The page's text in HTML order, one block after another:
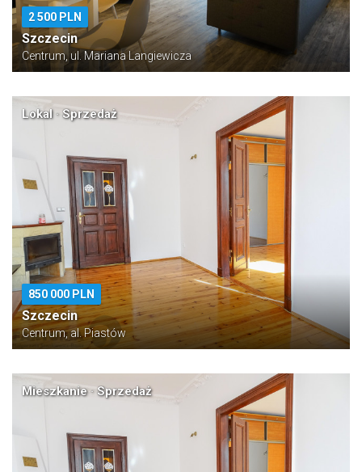
2 500 PLN
Szczecin
Centrum, ul. Mariana Langiewicza
Lokal · Sprzedaż
850 000 PLN
Szczecin
Centrum, al. Piastów
Mieszkanie · Sprzedaż